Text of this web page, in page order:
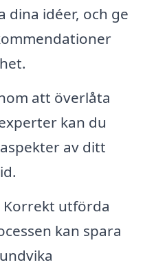
dina idéer, och ge
att överlåta
kan du
av ditt
Korrekt utförda
kan spara